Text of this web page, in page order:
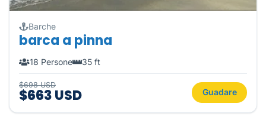
Barche
barca a pinna
18 Persone 35 ft
$698 USD
$663 USD Guadare